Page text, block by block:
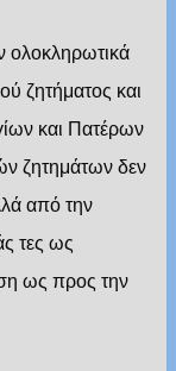
ολοκληρωτικά
ζητήματος και
και Πατέρων
ζητημάτων δεν
από την
τες ως
ως προς την